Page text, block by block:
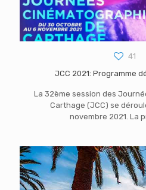
41
JCC 2021: Programme
La 32ème session des
Carthage (JCC) se
novembre 2021. La